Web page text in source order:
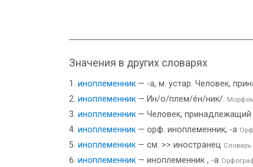
Значения в других словарях
иноплеменник — -а, м. устар. Человек,
иноплеменник — Ин/о/плем/е́н/ник/.
иноплеменник — Человек, принадлежащий
иноплеменник — орф. иноплеменник, -а
иноплеменник — см. >> иностранец
иноплеменник — иноплеменник , -а